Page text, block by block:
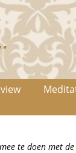
te doen met